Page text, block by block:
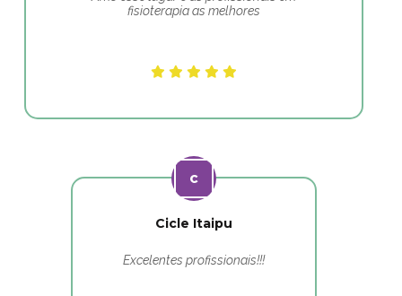
fisioterapia as melhores
Cicle Itaipu
Excelentes profissionais!!!